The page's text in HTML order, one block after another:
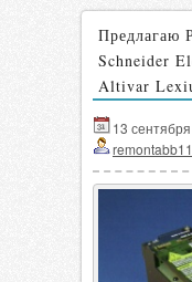
Предлагаю
Schneider
Altivar
13
remontabb11